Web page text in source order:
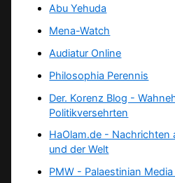
Abu Yehuda
Mena-Watch
Audiatur Online
Philosophia Perennis
Der. Korenz Blog -
Politikversehrten
HaOlam.de - Nachrichten
und der Welt
PMW - Palaestinian